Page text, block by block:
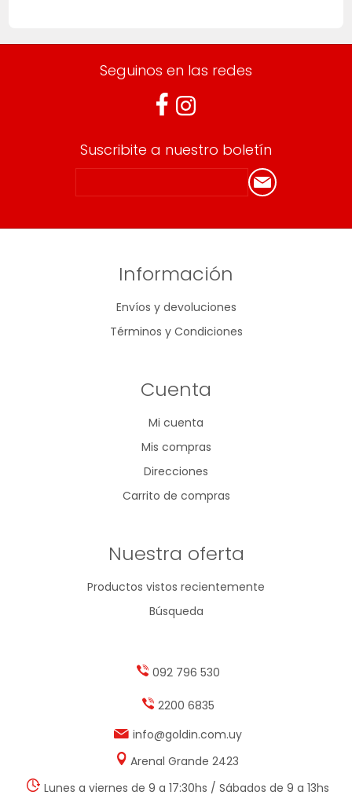
Seguinos en las redes
Suscribite a nuestro boletín
Información
Envíos y devoluciones
Términos y Condiciones
Cuenta
Mi cuenta
Mis compras
Direcciones
Carrito de compras
Nuestra oferta
Productos vistos recientemente
Búsqueda
092 796 530
2200 6835
info@goldin.com.uy
Arenal Grande 2423
Lunes a viernes de 9 a 17:30hs / Sábados de 9 a 13hs